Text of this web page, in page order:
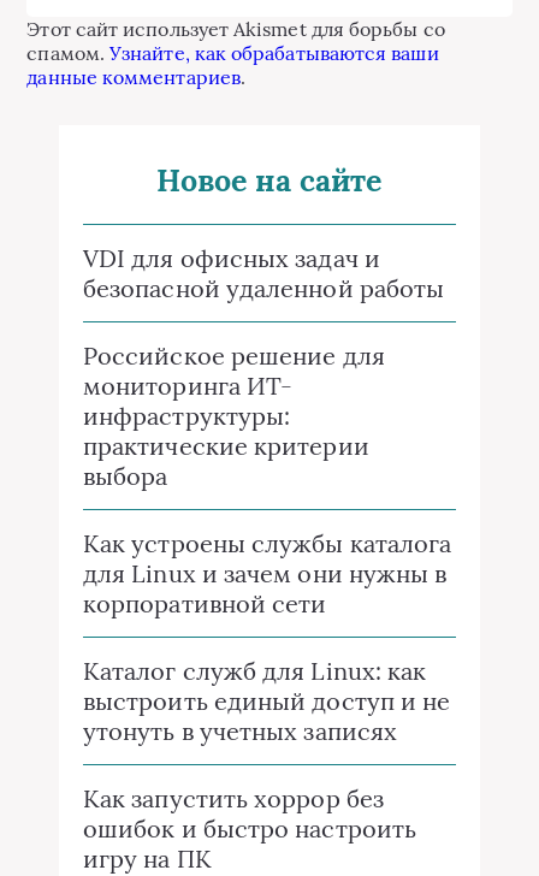
Этот сайт использует Akismet для борьбы со
спамом.Узнайте, как обрабатываются ваши
данные комментариев.
Новое на сайте
VDI для офисных задач и
безопасной удаленной работы
Российское решение для
мониторинга ИТ-
инфраструктуры:
практические критерии
выбора
Как устроены службы каталога
для Linux и зачем они нужны в
корпоративной сети
Каталог служб для Linux: как
выстроить единый доступ и не
утонуть в учетных записях
Как запустить хоррор без
ошибок и быстро настроить
игру на ПК